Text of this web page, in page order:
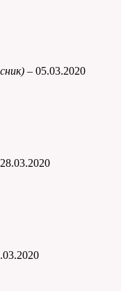
– 05.03.2020
28.03.2020